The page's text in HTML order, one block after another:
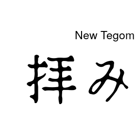
New
拝